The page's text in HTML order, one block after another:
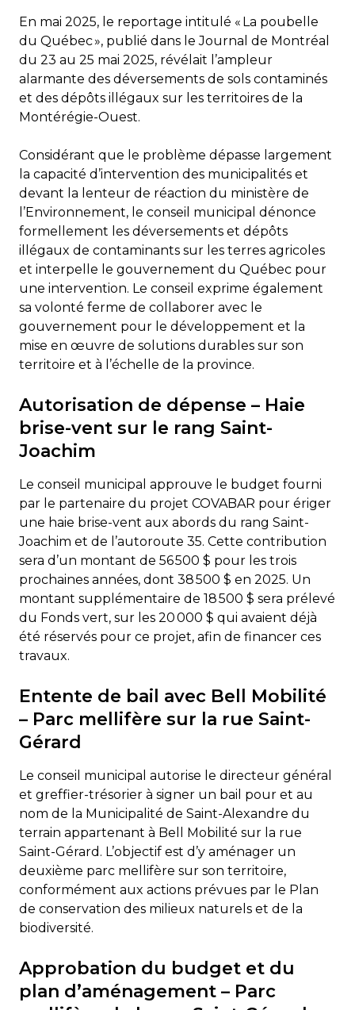
En mai 2025, le reportage intitulé « La poubelle
du Québec », publié dans le Journal de Montréal
du 23 au 25 mai 2025, révélait l’ampleur
alarmante des déversements de sols contaminés
et des dépôts illégaux sur les territoires de la
Montérégie-Ouest.
Considérant que le problème dépasse largement
la capacité d’intervention des municipalités et
devant la lenteur de réaction du ministère de
l’Environnement, le conseil municipal dénonce
formellement les déversements et dépôts
illégaux de contaminants sur les terres agricoles
et interpelle le gouvernement du Québec pour
une intervention. Le conseil exprime également
sa volonté ferme de collaborer avec le
gouvernement pour le développement et la
mise en œuvre de solutions durables sur son
territoire et à l’échelle de la province.
Autorisation de dépense – Haie
brise-vent sur le rang Saint-
Joachim
Le conseil municipal approuve le budget fourni
par le partenaire du projet COVABAR pour ériger
une haie brise-vent aux abords du rang Saint-
Joachim et de l’autoroute 35. Cette contribution
sera d’un montant de 56 500 $ pour les trois
prochaines années, dont 38 500 $ en 2025. Un
montant supplémentaire de 18 500 $ sera prélevé
du Fonds vert, sur les 20 000 $ qui avaient déjà
été réservés pour ce projet, afin de financer ces
travaux.
Entente de bail avec Bell Mobilité
– Parc mellifère sur la rue Saint-
Gérard
Le conseil municipal autorise le directeur général
et greffier-trésorier à signer un bail pour et au
nom de la Municipalité de Saint-Alexandre du
terrain appartenant à Bell Mobilité sur la rue
Saint-Gérard. L’objectif est d’y aménager un
deuxième parc mellifère sur son territoire,
conformément aux actions prévues par le Plan
de conservation des milieux naturels et de la
biodiversité.
Approbation du budget et du
plan d’aménagement – Parc